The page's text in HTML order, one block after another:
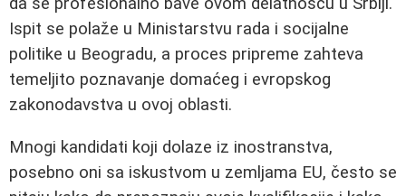
Ispit se polaže u Ministarstvu rada i socijalne
politike u Beogradu, a proces pripreme zahteva
temeljito poznavanje domaćeg i evropskog
zakonodavstva u ovoj oblasti.
Mnogi kandidati koji dolaze iz inostranstva,
posebno oni sa iskustvom u zemljama EU, često se